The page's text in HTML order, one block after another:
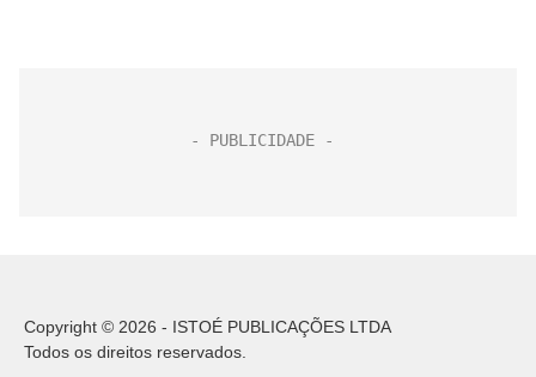
Copyright © 2026 - ISTOÉ PUBLICAÇÕES LTDA
Todos os direitos reservados.